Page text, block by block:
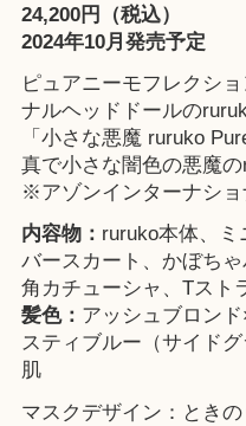
24,200円（税込）
2024年10月発売予定
ピュアニーモフレクシ
ナルヘッドドールの
「小さな悪魔 ruruko
真で小さな闇色の悪魔の
※アゾンインターナシ
内容物： ruruko本体、
バースカート、かぼちゃ
角カチューシャ、Tスト
髪色： アッシュブロン
スティブルー（サイド
肌
マスクデザイン：ときの